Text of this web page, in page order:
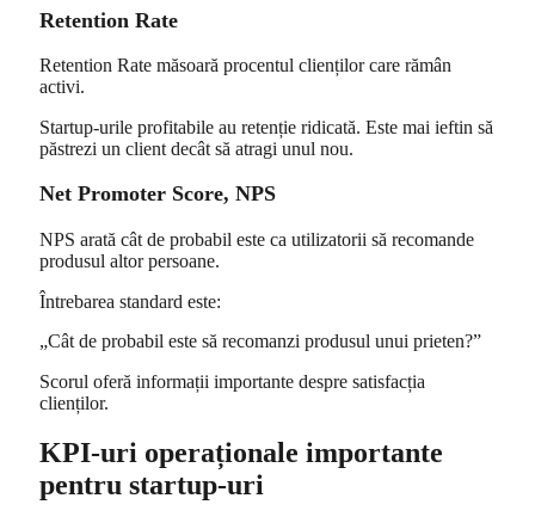
Retention Rate
Retention Rate măsoară procentul clienților care rămân
activi.
Startup-urile profitabile au retenție ridicată. Este mai ieftin să
păstrezi un client decât să atragi unul nou.
Net Promoter Score, NPS
NPS arată cât de probabil este ca utilizatorii să recomande
produsul altor persoane.
Întrebarea standard este:
„Cât de probabil este să recomanzi produsul unui prieten?”
Scorul oferă informații importante despre satisfacția
clienților.
KPI-uri operaționale importante
pentru startup-uri